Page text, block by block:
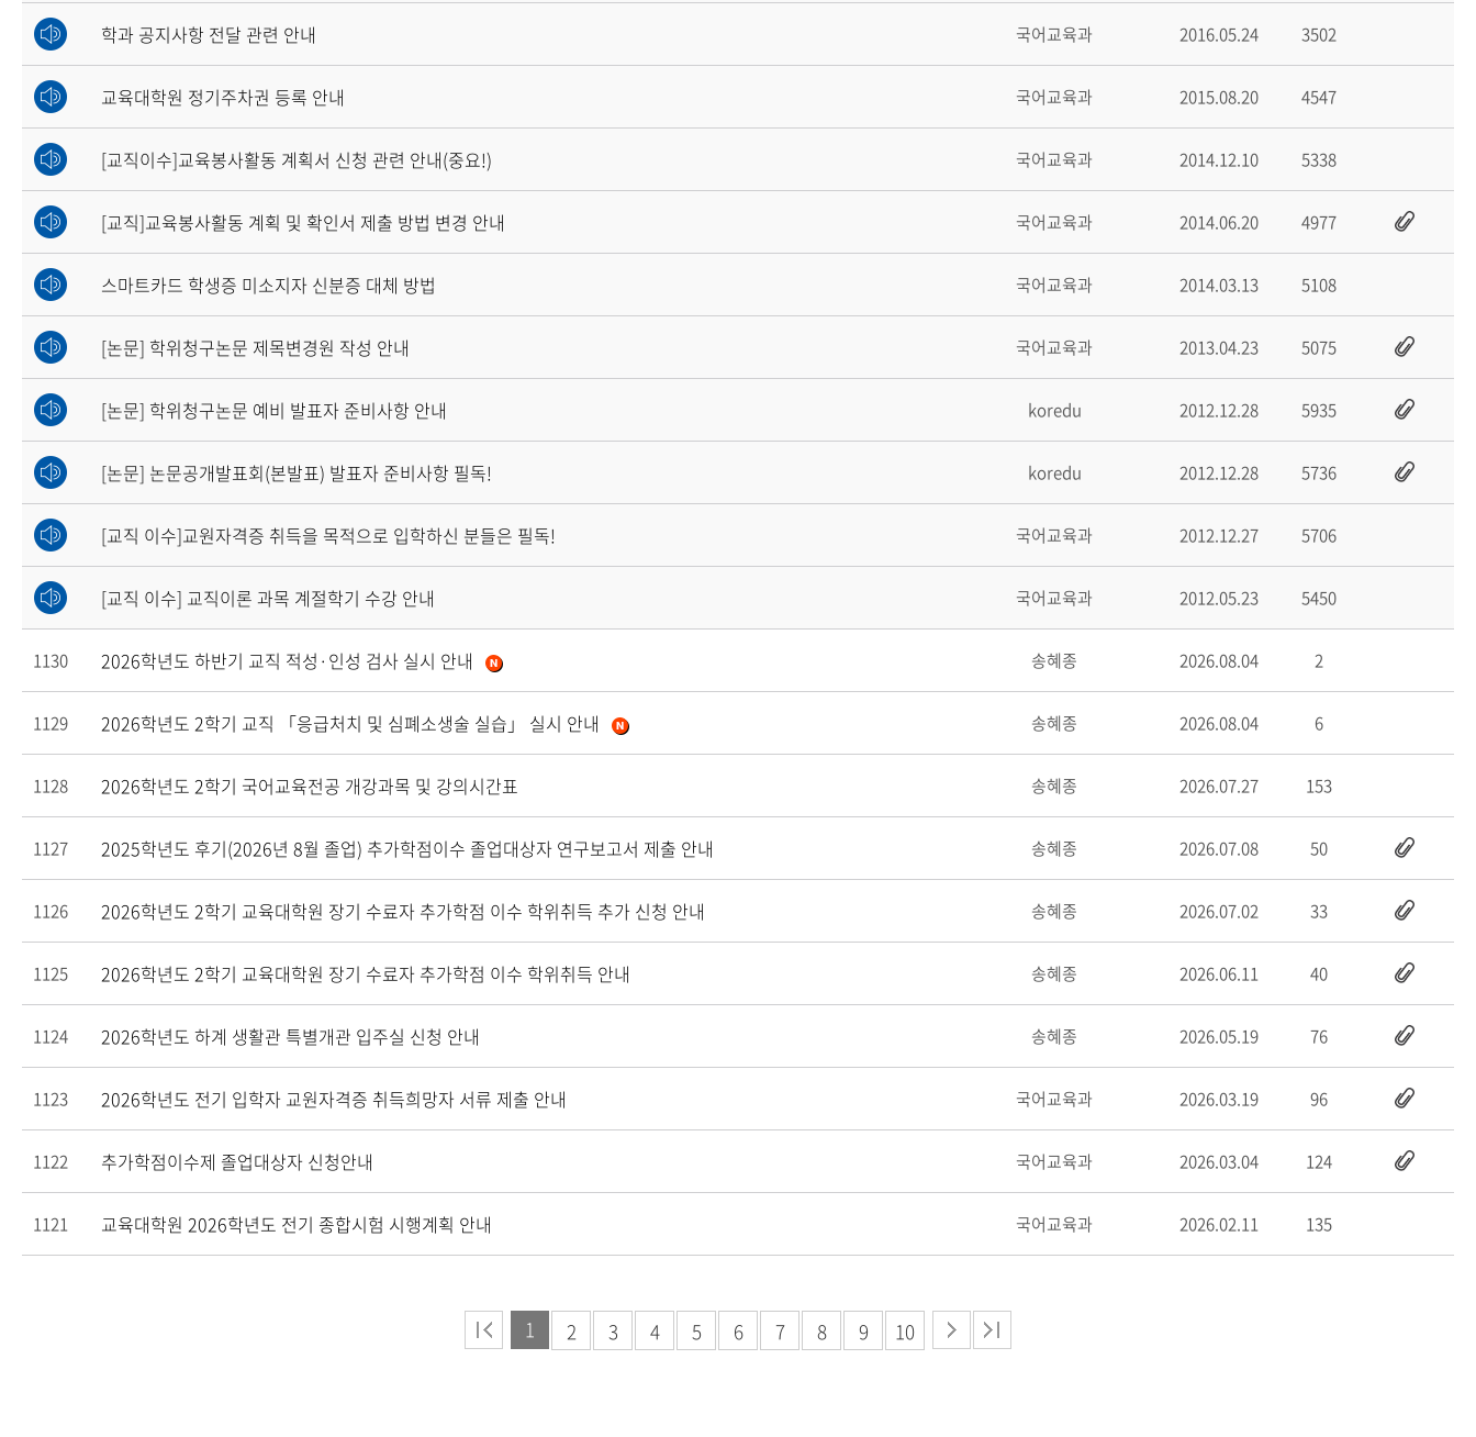
학과 공지사항 전달 관련 안내 국어교육과 2016.05.24 3502
교육대학원 정기주차권 등록 안내 국어교육과 2015.08.20 4547
[교직이수]교육봉사활동 계획서 신청 관련 안내(중요!) 국어교육과 2014.12.10 5338
[교직]교육봉사활동 계획 및 확인서 제출 방법 변경 안내 국어교육과 2014.06.20 4977
스마트카드 학생증 미소지자 신분증 대체 방법 국어교육과 2014.03.13 5108
[논문] 학위청구논문 제목변경원 작성 안내 국어교육과 2013.04.23 5075
[논문] 학위청구논문 예비 발표자 준비사항 안내 koredu 2012.12.28 5935
[논문] 논문공개발표회(본발표) 발표자 준비사항 필독! koredu 2012.12.28 5736
[교직 이수]교원자격증 취득을 목적으로 입학하신 분들은 필독! 국어교육과 2012.12.27 5706
[교직 이수] 교직이론 과목 계절학기 수강 안내 국어교육과 2012.05.23 5450
1130 2026학년도 하반기 교직 적성·인성 검사 실시 안내 송혜종 2026.08.04 2
1129 2026학년도 2학기 교직 「응급처치 및 심폐소생술 실습」 실시 안내 송혜종 2026.08.04 6
1128 2026학년도 2학기 국어교육전공 개강과목 및 강의시간표 송혜종 2026.07.27 153
1127 2025학년도 후기(2026년 8월 졸업) 추가학점이수 졸업대상자 연구보고서 제출 안내 송혜종 2026.07.08 50
1126 2026학년도 2학기 교육대학원 장기 수료자 추가학점 이수 학위취득 추가 신청 안내 송혜종 2026.07.02 33
1125 2026학년도 2학기 교육대학원 장기 수료자 추가학점 이수 학위취득 안내 송혜종 2026.06.11 40
1124 2026학년도 하계 생활관 특별개관 입주실 신청 안내 송혜종 2026.05.19 76
1123 2026학년도 전기 입학자 교원자격증 취득희망자 서류 제출 안내 국어교육과 2026.03.19 96
1122 추가학점이수제 졸업대상자 신청안내 국어교육과 2026.03.04 124
1121 교육대학원 2026학년도 전기 종합시험 시행계획 안내 국어교육과 2026.02.11 135
1 2 3 4 5 6 7 8 9 10